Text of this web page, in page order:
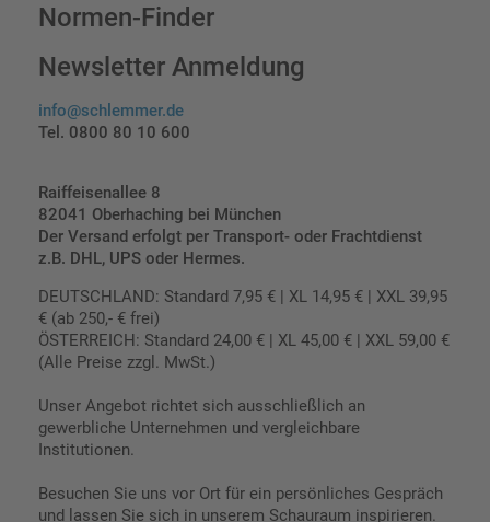
Normen-Finder
Newsletter Anmeldung
info@schlemmer.de
Tel. 0800 80 10 600
Raiffeisenallee 8
82041 Oberhaching bei München
Der Versand erfolgt per Transport- oder Frachtdienst
z.B. DHL, UPS oder Hermes.
DEUTSCHLAND: Standard 7,95 € | XL 14,95 € | XXL 39,95
€ (ab 250,- € frei)
ÖSTERREICH: Standard 24,00 € | XL 45,00 € | XXL 59,00 €
(Alle Preise zzgl. MwSt.)
Unser Angebot richtet sich ausschließlich an
gewerbliche Unternehmen und vergleichbare
Institutionen.
Besuchen Sie uns vor Ort für ein persönliches Gespräch
und lassen Sie sich in unserem Schauraum inspirieren.